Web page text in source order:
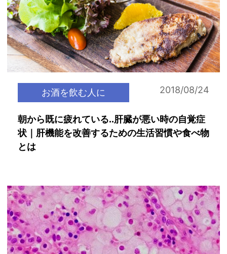
お酒を飲む人に 2018/08/24
朝から既に疲れている..肝臓が悪い時の自覚症
状｜肝機能を改善するための生活習慣や食べ物
とは